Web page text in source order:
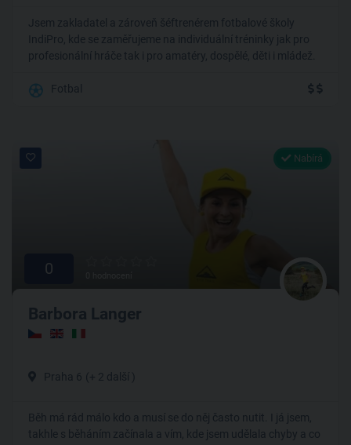
Jsem zakladatel a zároveň šéftrenérem fotbalové školy
IndiPro, kde se zaměřujeme na individuální tréninky jak pro
profesionální hráče tak i pro amatéry, dospělé, děti i mládež.
Fotbal
Nabírá
0
Barbora Langer
Praha 6 (+ 2 další )
Běh má rád málo kdo a musí se do něj často nutit. I já jsem,
takhle s běháním začínala a vím, kde jsem udělala chyby a co